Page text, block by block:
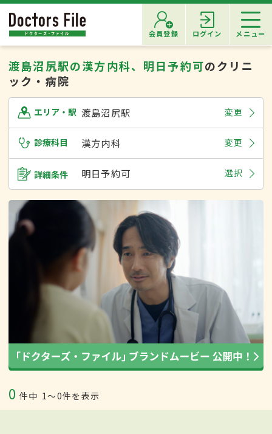
会員登録 ログイン メニュー
渡島沼尻駅の漢方内科、明日予約可のクリニ
ック・病院
エリア・駅 渡島沼尻駅 変更
診療科目 漢方内科 変更
詳細条件 明日予約可 選択
0 件中 1〜0件を表示